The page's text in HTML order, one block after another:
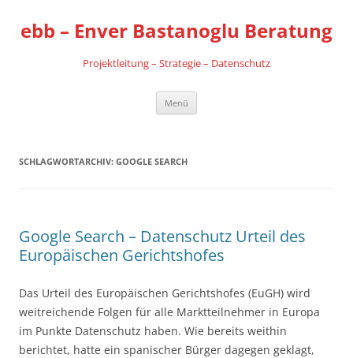
springen
ebb – Enver Bastanoglu Beratung
Projektleitung – Strategie – Datenschutz
Menü
SCHLAGWORTARCHIV: GOOGLE SEARCH
Google Search – Datenschutz Urteil des
Europäischen Gerichtshofes
Das Urteil des Europäischen Gerichtshofes (EuGH) wird
weitreichende Folgen für alle Marktteilnehmer in Europa
im Punkte Datenschutz haben. Wie bereits weithin
berichtet, hatte ein spanischer Bürger dagegen geklagt,